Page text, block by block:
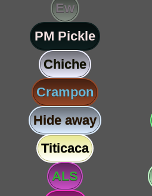
Ew
PM Pickle
Chiche
Crampon
Hide away
Titicaca
ALS